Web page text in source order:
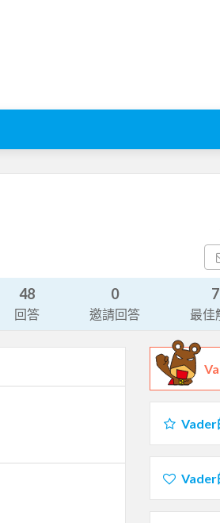
48
回答
0
邀請回答
7
最佳
Vader
Vader